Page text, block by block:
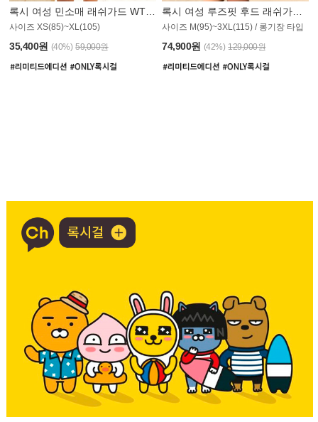
사이즈 XS(85)~XL(105)
35,400원 (40%) 59,000원
사이즈 M(95)~3XL(115) / 롱기장 타입
74,900원 (42%) 129,000원